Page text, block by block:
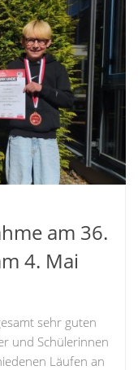
am 36.
4. Mai
sehr guten
und Schülerinnen
Läufen an